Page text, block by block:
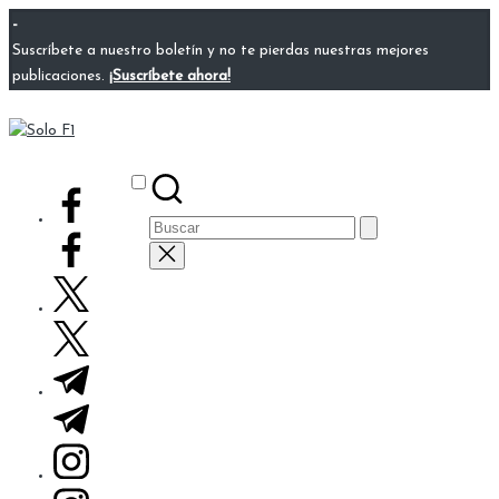
Saltar
al
contenido
-
Suscríbete a nuestro boletín y no te pierdas nuestras mejores
publicaciones. ¡Suscríbete ahora!
Solo
facebook.com
twitter.com
t.me
instagram.com
Buscar: